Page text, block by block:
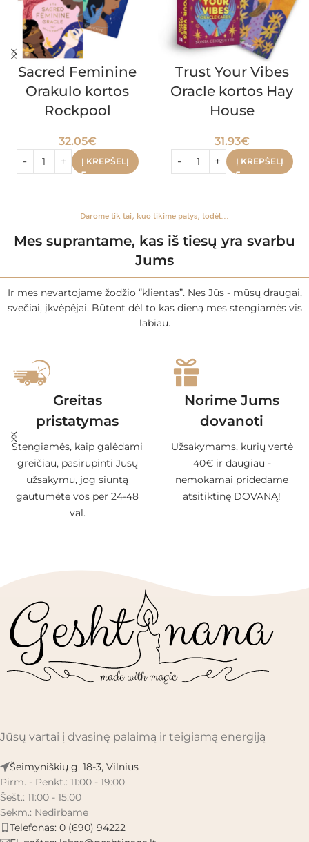
Sacred Feminine
Orakulo kortos
Rockpool
32.05€
Į KREPŠELĮ
Trust Your Vibes
Oracle kortos Hay
House
31.93€
Į KREPŠELĮ
Darome tik tai, kuo tikime patys, todėl...
Mes suprantame, kas iš tiesų yra svarbu
Jums
Ir mes nevartojame žodžio “klientas”. Nes Jūs - mūsų draugai,
svečiai, įkvėpėjai. Būtent dėl to kas dieną mes stengiamės vis
labiau.
Greitas
pristatymas
Stengiamės, kaip galėdami
greičiau, pasirūpinti Jūsų
užsakymu, jog siuntą
gautumėte vos per 24-48
val.
Norime Jums
dovanoti
Užsakymams, kurių vertė
40€ ir daugiau -
nemokamai pridedame
atsitiktinę DOVANĄ!
Jūsų vartai į dvasinę palaimą ir teigiamą energiją
Šeimyniškių g. 18-3, Vilnius
Pirm. - Penkt.: 11:00 - 19:00
Šešt.: 11:00 - 15:00
Sekm.: Nedirbame
Telefonas: 0 (690) 94222